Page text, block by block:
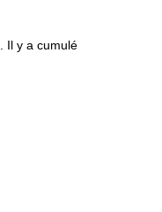
Il y a cumulé